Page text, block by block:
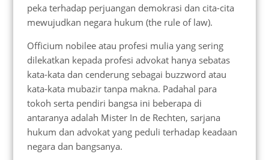
peka terhadap perjuangan demokrasi dan cita-cita
mewujudkan negara hukum (the rule of law).
Officium nobilee atau profesi mulia yang sering
dilekatkan kepada profesi advokat hanya sebatas
kata-kata dan cenderung sebagai buzzword atau
kata-kata mubazir tanpa makna. Padahal para
tokoh serta pendiri bangsa ini beberapa di
antaranya adalah Mister In de Rechten, sarjana
hukum dan advokat yang peduli terhadap keadaan
negara dan bangsanya.